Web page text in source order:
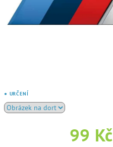
● URČENÍ
99 Kč